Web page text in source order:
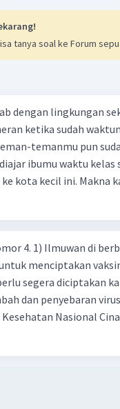
tanya soal ke Forum
dengan lingkungan
ketika sudah
temanmu pun
ibumu waktu kelas
kota kecil ini. Makna
4. 1) Ilmuwan di
menciptakan
segera diciptakan
dan penyebaran
Nasional
mencapai 636
kasus. Kasus